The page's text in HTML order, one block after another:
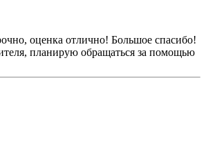
оценка отлично! Большое спасибо!
планирую обращаться за помощью